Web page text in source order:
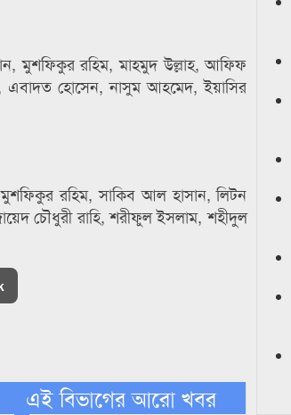
মুশফিকুর রহিম, মাহমুদ উল্লাহ, আফিফ
এবাদত হোসেন, নাসুম আহমেদ, ইয়াসির
রহিম, সাকিব আল হাসান, লিটন
চৌধুরী রাহি, শরীফুল ইসলাম, শহীদুল
এই বিভাগের আরো খবর